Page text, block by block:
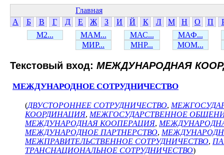
Главная
А
Б В Г Д Е Ж З И Й К Л М Н О П
М2...
МАМ... МАС...
МАФ...
МИР...
МНР... МОМ...
Текстовый вход: МЕЖДУНАРОДНАЯ
МЕЖДУНАРОДНОЕ СОТРУДНИЧЕСТВО
(ДВУСТОРОННЕЕ СОТРУДНИЧЕСТВО,
КООРДИНАЦИЯ, МЕЖГОСУДАРСТВЕННОЕ
МЕЖДУНАРОДНАЯ КООПЕРАЦИЯ,
МЕЖДУНАРОДНОЕ ПАРТНЕРСТВО,
МЕЖПРАВИТЕЛЬСТВЕННОЕ СОТРУДНИЧЕСТВО,
ТРАНСНАЦИОНАЛЬНОЕ СОТРУДНИЧЕСТВО)